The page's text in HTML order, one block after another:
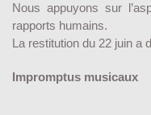
Nous appuyons sur
rapports humains.
La restitution du 22 juin a
Impromptus musicaux